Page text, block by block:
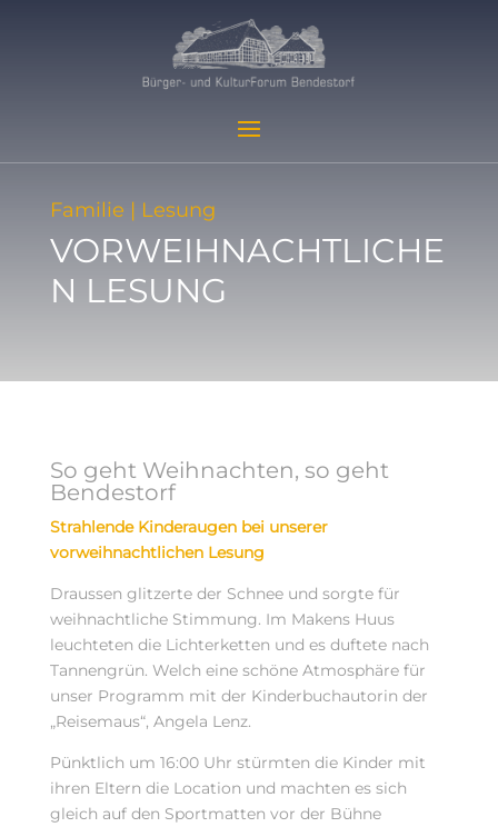
Familie | Lesung
VORWEIHNACHTLICHE
N LESUNG
So geht Weihnachten, so geht
Bendestorf
Strahlende Kinderaugen bei unserer
vorweihnachtlichen Lesung
Draussen glitzerte der Schnee und sorgte für
weihnachtliche Stimmung. Im Makens Huus
leuchteten die Lichterketten und es duftete nach
Tannengrün. Welch eine schöne Atmosphäre für
unser Programm mit der Kinderbuchautorin der
„Reisemaus“, Angela Lenz.
Pünktlich um 16:00 Uhr stürmten die Kinder mit
ihren Eltern die Location und machten es sich
gleich auf den Sportmatten vor der Bühne